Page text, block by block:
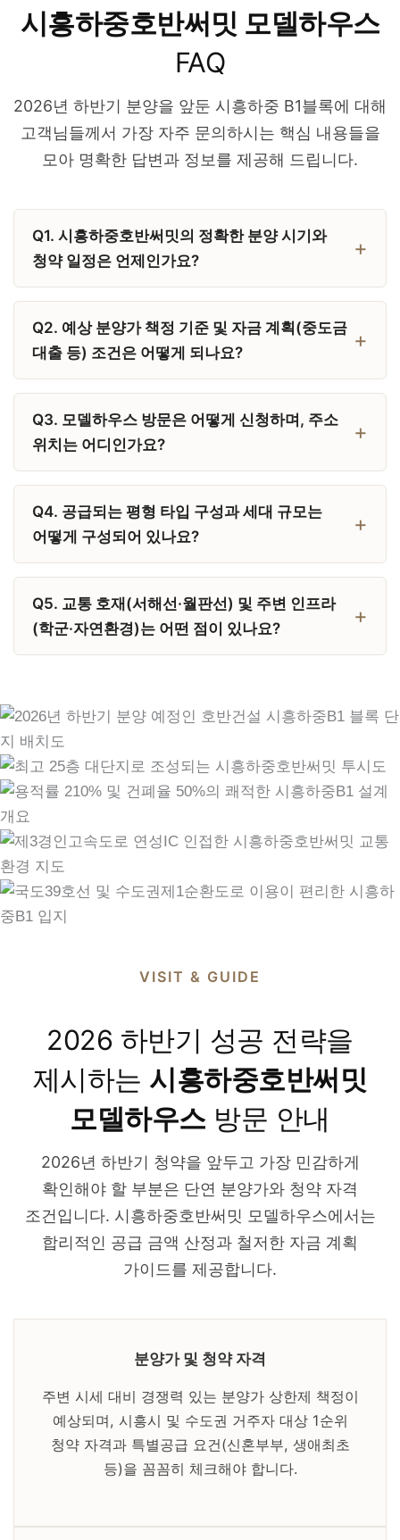
시흥하중호반써밋 모델하우스
FAQ
2026년 하반기 분양을 앞둔 시흥하중 B1블록에 대해
고객님들께서 가장 자주 문의하시는 핵심 내용들을
모아 명확한 답변과 정보를 제공해 드립니다.
Q1. 시흥하중호반써밋의 정확한 분양 시기와
청약 일정은 언제인가요?
Q2. 예상 분양가 책정 기준 및 자금 계획(중도금
대출 등) 조건은 어떻게 되나요?
Q3. 모델하우스 방문은 어떻게 신청하며, 주소
위치는 어디인가요?
Q4. 공급되는 평형 타입 구성과 세대 규모는
어떻게 구성되어 있나요?
Q5. 교통 호재(서해선·월판선) 및 주변 인프라
(학군·자연환경)는 어떤 점이 있나요?
VISIT & GUIDE
2026 하반기 성공 전략을
제시하는 시흥하중호반써밋
모델하우스방문 안내
2026년 하반기 청약을 앞두고 가장 민감하게
확인해야 할 부분은 단연 분양가와 청약 자격
조건입니다. 시흥하중호반써밋 모델하우스에서는
합리적인 공급 금액 산정과 철저한 자금 계획
가이드를 제공합니다.
분양가 및 청약 자격
주변 시세 대비 경쟁력 있는 분양가 상한제 책정이
예상되며, 시흥시 및 수도권 거주자 대상 1순위
청약 자격과 특별공급 요건(신혼부부, 생애최초
등)을 꼼꼼히 체크해야 합니다.